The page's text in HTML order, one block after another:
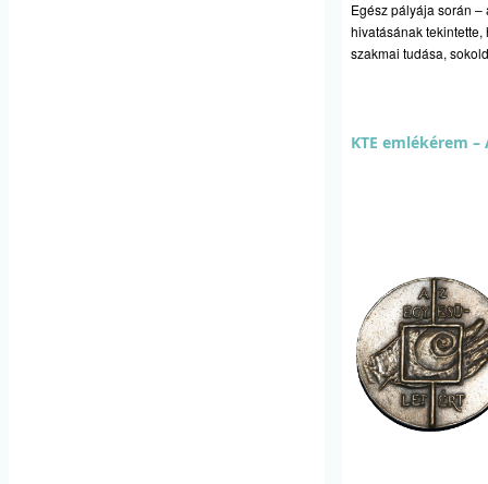
Egész pályája során
hivatásának
szakmai tudása,
KTE emlékérem